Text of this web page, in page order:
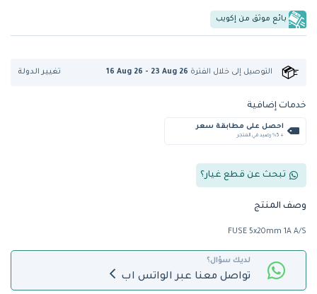
بائع موثق من إكويب
التوصيل إلى خلال الفترة 16 Aug 26 - 23 Aug 26 تغيير الدولة
خدمات إضافية
احصل على مطابقة سعر
+ %5 رصيد في المتجر
تبحث عن قطع غيار؟
وصف المنتج
FUSE 5x20mm 1A A/S
لديك سؤال؟
تواصل معنا عبر الواتس اب